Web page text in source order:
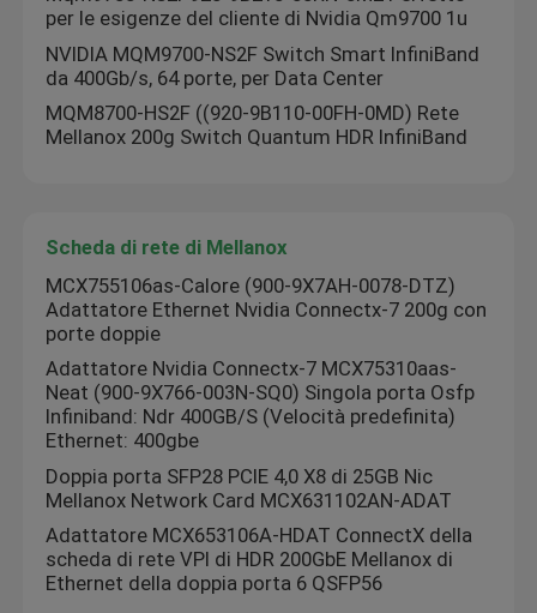
per le esigenze del cliente di Nvidia Qm9700 1u
NVIDIA MQM9700-NS2F Switch Smart InfiniBand
da 400Gb/s, 64 porte, per Data Center
MQM8700-HS2F ((920-9B110-00FH-0MD) Rete
Mellanox 200g Switch Quantum HDR InfiniBand
Scheda di rete di Mellanox
MCX755106as-Calore (900-9X7AH-0078-DTZ)
Adattatore Ethernet Nvidia Connectx-7 200g con
porte doppie
Adattatore Nvidia Connectx-7 MCX75310aas-
Neat (900-9X766-003N-SQ0) Singola porta Osfp
Infiniband: Ndr 400GB/S (Velocità predefinita)
Ethernet: 400gbe
Doppia porta SFP28 PCIE 4,0 X8 di 25GB Nic
Mellanox Network Card MCX631102AN-ADAT
Adattatore MCX653106A-HDAT ConnectX della
scheda di rete VPI di HDR 200GbE Mellanox di
Ethernet della doppia porta 6 QSFP56